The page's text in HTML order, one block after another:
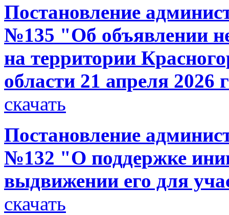
Постановление
№135 "Об объявлении
на территории
области 21 апреля 2026
скачать
Постановление
№132 "О поддержке
выдвижении его для
скачать